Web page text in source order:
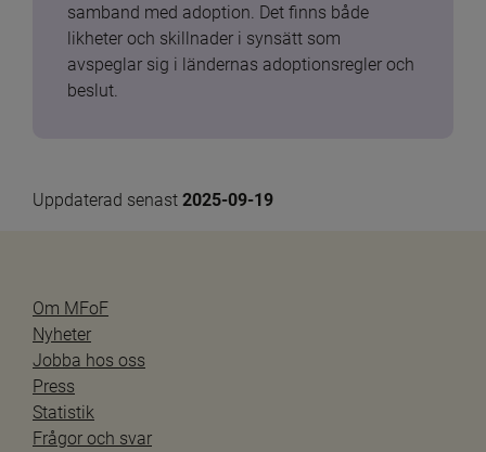
samband med adoption. Det finns både
likheter och skillnader i synsätt som
avspeglar sig i ländernas adoptionsregler och
beslut.
Uppdaterad senast 2025-09-19
Om MFoF
Nyheter
Jobba hos oss
Press
Statistik
Frågor och svar